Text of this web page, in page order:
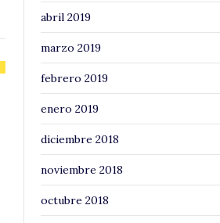
abril 2019
marzo 2019
febrero 2019
enero 2019
diciembre 2018
noviembre 2018
octubre 2018